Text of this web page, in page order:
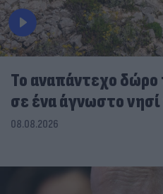
To αναπάντεχο
σε ένα άγνωστο νησί
08.08.2026